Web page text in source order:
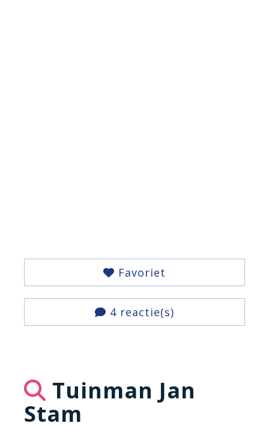
Favoriet
4 reactie(s)
Tuinman Jan
Stam